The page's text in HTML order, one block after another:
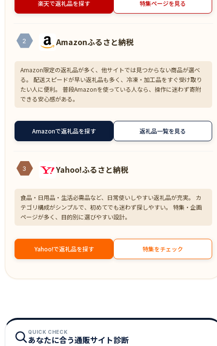
楽天で返礼品を探す 特集ページを見る
2 Amazonふるさと納税
Amazon限定の返礼品が多く、他サイトでは見つからない商品が選べ
る。 配送スピードが早い返礼品も多く、冷凍・加工品をすぐ受け取り
たい人に便利。 普段Amazonを使っている人なら、操作に迷わず寄附
できる安心感がある。
Amazonで返礼品を探す 返礼品一覧を見る
3 Yahoo!ふるさと納税
食品・日用品・生活必需品など、日常使いしやすい返礼品が充実。 カ
テゴリ構成がシンプルで、初めてでも迷わず探しやすい。 特集・企画
ページが多く、目的別に選びやすい設計。
Yahoo!で返礼品を探す 特集をチェック
QUICK CHECK
あなたに合う通販サイト診断